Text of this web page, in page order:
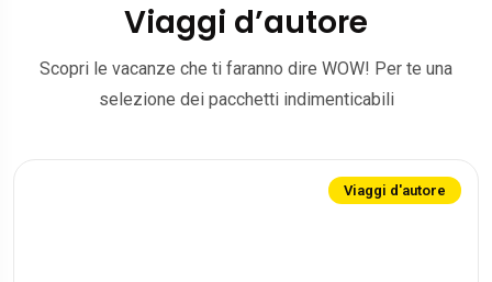
Viaggi d’autore
Scopri le vacanze che ti faranno dire WOW! Per te una
selezione dei pacchetti indimenticabili
Viaggi d'autore